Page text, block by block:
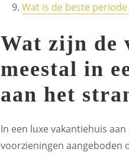
Wat is de beste
Wat zijn de
meestal in
aan het
In een luxe vakantiehuis
voorzieningen aangeboden